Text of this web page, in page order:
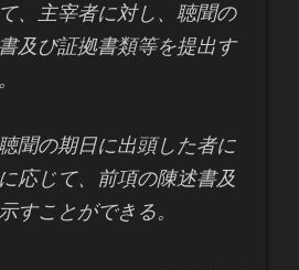
、主宰者に対し、聴聞の
及び証拠書類等を提出す
聞の期日に出頭した者に
応じて、前項の陳述書及
すことができる。